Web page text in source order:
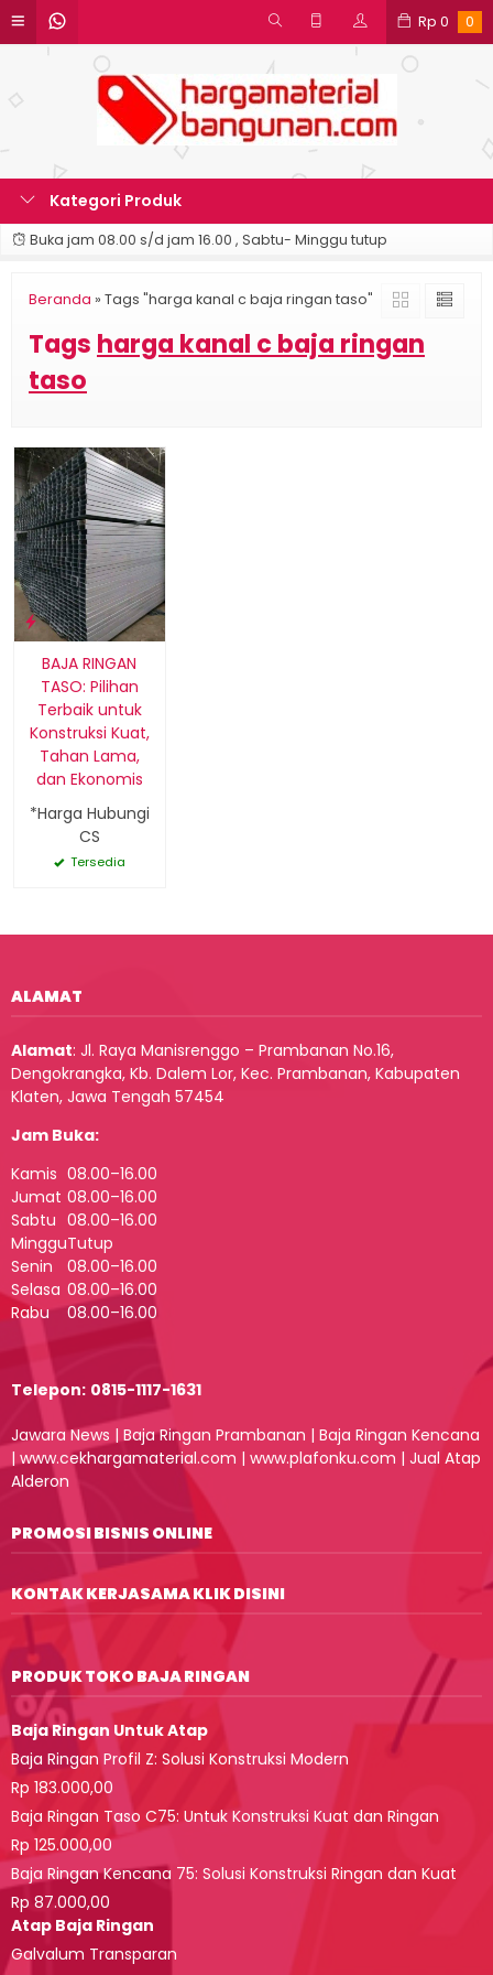
Rp 0 0
Kategori Produk
Buka jam 08.00 s/d jam 16.00 , Sabtu- Minggu tutup
Beranda » Tags "harga kanal c baja ringan taso"
Tags harga kanal c baja ringan
taso
BAJA RINGAN
TASO: Pilihan
Terbaik untuk
Konstruksi Kuat,
Tahan Lama,
dan Ekonomis
*Harga Hubungi
CS
Tersedia
ALAMAT
Alamat: Jl. Raya Manisrenggo – Prambanan No.16,
Dengokrangka, Kb. Dalem Lor, Kec. Prambanan, Kabupaten
Klaten, Jawa Tengah 57454
Jam Buka:
Kamis 08.00–16.00
Jumat 08.00–16.00
Sabtu 08.00–16.00
MingguTutup
Senin
08.00–16.00
Selasa 08.00–16.00
Rabu
08.00–16.00
Telepon: 0815-1117-1631
Jawara News | Baja Ringan Prambanan | Baja Ringan Kencana
|www.cekhargamaterial.com | www.plafonku.com | Jual Atap
Alderon
PROMOSI BISNIS ONLINE
KONTAK KERJASAMA KLIK DISINI
PRODUK TOKO BAJA RINGAN
Baja Ringan Untuk Atap
Baja Ringan Profil Z: Solusi Konstruksi Modern
Rp 183.000,00
Baja Ringan Taso C75: Untuk Konstruksi Kuat dan Ringan
Rp 125.000,00
Baja Ringan Kencana 75: Solusi Konstruksi Ringan dan Kuat
Rp 87.000,00
Atap Baja Ringan
Galvalum Transparan